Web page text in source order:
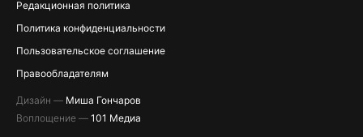
Редакционная политика
Политика конфиденциальности
Пользовательское соглашение
Правообладателям
Дизайн — Миша Гончаров
Воплощение — 101 Медиа